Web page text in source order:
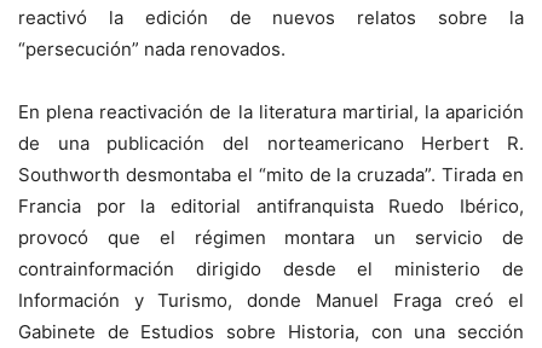
reactivó la edición de nuevos relatos sobre la
“persecución” nada renovados.
En plena reactivación de la literatura martirial, la aparición
de una publicación del norteamericano Herbert R.
Southworth desmontaba el “mito de la cruzada”. Tirada en
Francia por la editorial antifranquista Ruedo Ibérico,
provocó que el régimen montara un servicio de
contrainformación dirigido desde el ministerio de
Información y Turismo, donde Manuel Fraga creó el
Gabinete de Estudios sobre Historia, con una sección